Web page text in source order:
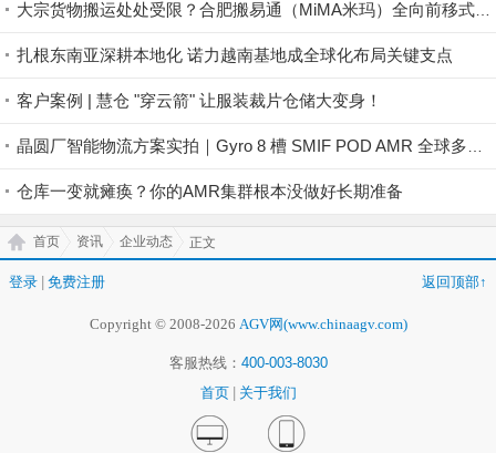
大宗货物搬运处处受限？合肥搬易通（MiMA米玛）全向前移式叉车MQC系列，助力工业品制造业仓储高效搬运！
扎根东南亚深耕本地化 诺力越南基地成全球化布局关键支点
客户案例 | 慧仓 "穿云箭" 让服装裁片仓储大变身！
晶圆厂智能物流方案实拍｜Gyro 8 槽 SMIF POD AMR 全球多地稳定落地
仓库一变就瘫痪？你的AMR集群根本没做好长期准备
首页 资讯 企业动态 正文
登录 免费注册 返回顶部↑
Copyright © 2008-2026 AGV网(www.chinaagv.com)
客服热线： 400-003-8030
首页
关于我们